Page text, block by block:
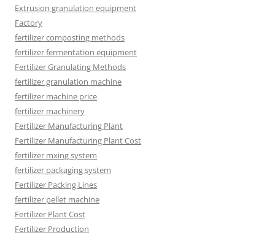
Extrusion granulation equipment
Factory
fertilizer composting methods
fertilizer fermentation equipment
Fertilizer Granulating Methods
fertilizer granulation machine
fertilizer machine price
fertilizer machinery
Fertilizer Manufacturing Plant
Fertilizer Manufacturing Plant Cost
fertilizer mxing system
fertilizer packaging system
Fertilizer Packing Lines
fertilizer pellet machine
Fertilizer Plant Cost
Fertilizer Production